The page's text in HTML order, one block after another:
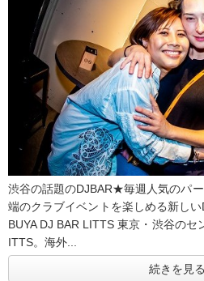
渋谷の話題のDJBAR★毎週人気のパ
端のクラブイベントを楽しめる新し
BUYA DJ BAR LITTS 東京・渋谷のセ
ITTS。海外...
続きを見る